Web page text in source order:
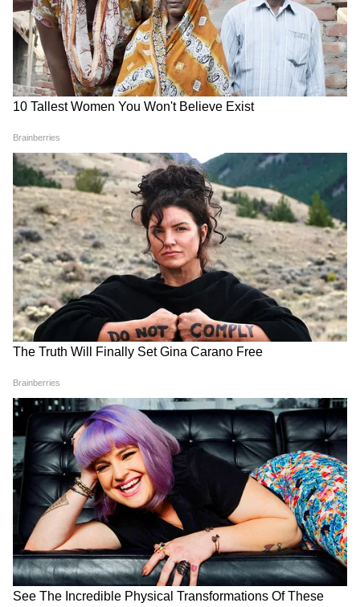
2- बॉर्डर 2 (₹362.76 करोड़)
3- भूत बंगला (₹199.23 करोड़)
4- कॉकटेल 2 (₹90.41 करोड़)
5- ओ'रोमियो (₹83.35 करोड़)
6- वेलकम टू द जंगल (₹74.35 करोड़)
7- है जवानी तो इश्क होना है (₹61.78 करोड़)
8- पति पत्नी और वो दो (₹59.29 करोड़)
9- मर्दानी 3 (₹52.99 करोड़)
10- द केरला स्टोरी 2 (₹52.25 करोड़)
Cocktail 2 Box Office: आगे कैसा रहेगा सफर?
दूसरे हफ्ते में भी 'कॉकटेल 2' ने बॉक्स ऑफिस पर अपनी
Rahul Gandhi Prayagraj Speech:
Chhatron Ki Goonj में ऐसा क्या बोले राहुल,
हो गया वायरल